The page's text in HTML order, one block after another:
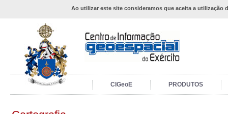
Ao utilizar este site consideramos que aceita a utilização
CIGeoE PRODUTOS